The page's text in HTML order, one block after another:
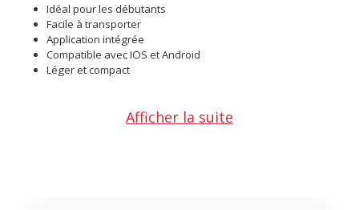
Idéal pour les débutants
Facile à transporter
Application intégrée
Compatible avec IOS et Android
Léger et compact
Grossissement jusqu'à 400x
Combinant zoom optique et numérique, le microscope Darwin
Afficher la suite